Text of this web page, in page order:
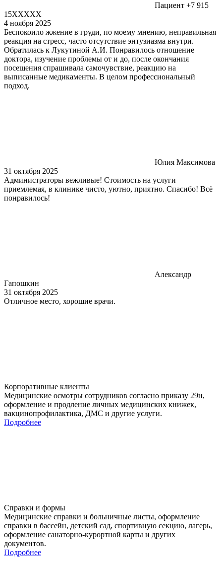
Пациент +7 915
15XXXXX
4 ноября 2025
Беспокоило жжение в груди, по моему мнению, неправильная
реакция на стресс, часто отсутствие энтузиазма внутри.
Обратилась к Лукутиной А.И. Понравилось отношение
доктора, изучение проблемы от и до, после окончания
посещения спрашивала самочувствие, реакцию на
выписанные медикаменты. В целом профессиональный
подход.
Юлия Максимова
31 октября 2025
Администраторы вежливые! Стоимость на услуги
приемлемая, в клинике чисто, уютно, приятно. Спасибо! Всё
понравилось!
Александр
Гапошкин
31 октября 2025
Отличное место, хорошие врачи.
Корпоративные клиенты
Медицинские осмотры сотрудников согласно приказу 29н,
оформление и продление личных медицинских книжек,
вакцинопрофилактика, ДМС и другие услуги.
Подробнее
Справки и формы
Медицинские справки и больничные листы, оформление
справки в бассейн, детский сад, спортивную секцию, лагерь,
оформление санаторно-курортной карты и других
документов.
Подробнее